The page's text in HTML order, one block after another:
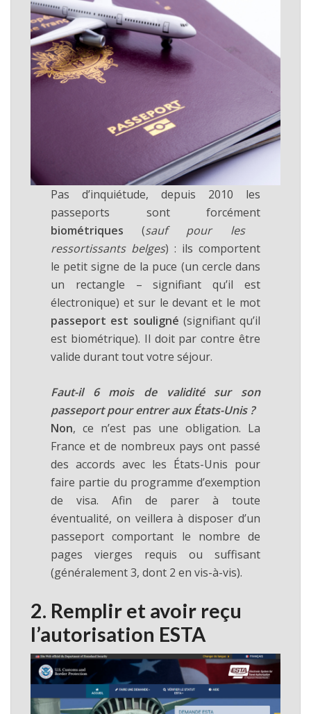
Pas d’inquiétude, depuis 2010 les
passeports sont forcément
biométriques (sauf pour les
ressortissants belges) : ils comportent
le petit signe de la puce (un cercle dans
un rectangle – signifiant qu’il est
électronique) et sur le devant et le mot
passeport est souligné (signifiant qu’il
est biométrique). Il doit par contre être
valide durant tout votre séjour.
Faut-il 6 mois de validité sur son
passeport pour entrer aux États-Unis ?
Non, ce n’est pas une obligation. La
France et de nombreux pays ont passé
des accords avec les États-Unis pour
faire partie du programme d’exemption
de visa. Afin de parer à toute
éventualité, on veillera à disposer d’un
passeport comportant le nombre de
pages vierges requis ou suffisant
(généralement 3, dont 2 en vis-à-vis).
2. Remplir et avoir reçu
l’autorisation ESTA